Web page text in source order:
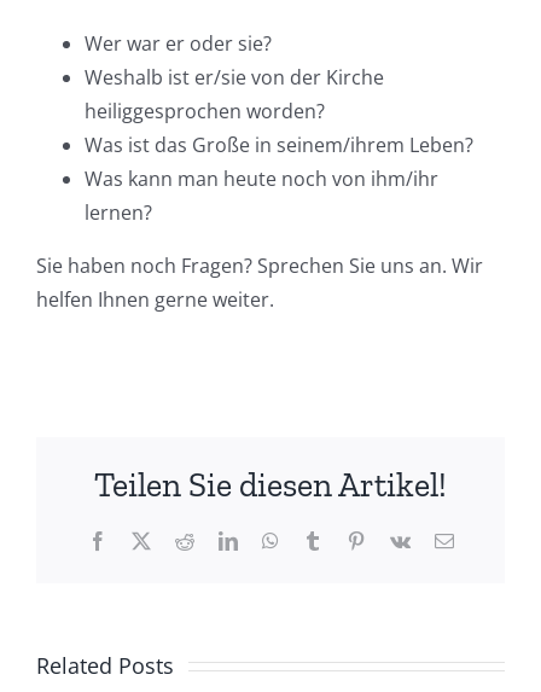
Wer war er oder sie?
Weshalb ist er/sie von der Kirche
heiliggesprochen worden?
Was ist das Große in seinem/ihrem Leben?
Was kann man heute noch von ihm/ihr
lernen?
Sie haben noch Fragen? Sprechen Sie uns an. Wir
helfen Ihnen gerne weiter.
Teilen Sie diesen Artikel!
Facebook
X RedditLinkedInWhatsApp
TumblrPinterest
Vk Email
Related Posts